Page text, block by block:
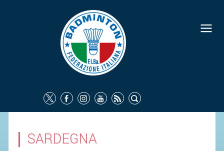
SARDEGNA
FEDERAZIONE
IDENTITÀ
COMMISSIONI FEDERALI
ORGANI TERRITORIALI